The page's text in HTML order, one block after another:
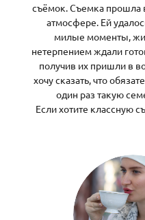
съёмок. Съемка прошла
атмосфере. Ей
милые моменты,
нетерпением ждали
получив их пришли в
хочу сказать, что
один раз такую
Если хотите классную